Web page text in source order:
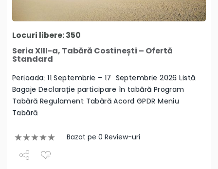
Locuri libere: 350
Seria XIII-a, Tabără Costinești – Ofertă
Standard
Perioada: 11 Septembrie – 17 Septembrie 2026 Listă
Bagaje Declarație participare în tabără Program
Tabără Regulament Tabără Acord GPDR Meniu
Tabără
Bazat pe 0 Review-uri